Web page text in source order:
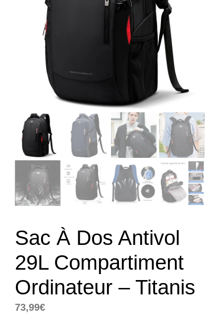
Sac À Dos Antivol
29L Compartiment
Ordinateur – Titanis
73,99€